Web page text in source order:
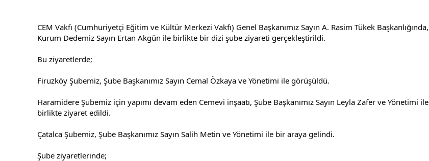
CEM Vakfı (Cumhuriyetçi Eğitim ve Kültür Merkezi Vakfı) Genel Başkanımız Sayın A. Rasim Tükek Başkanlığında,
Kurum Dedemiz Sayın Ertan Akgün ile birlikte bir dizi şube ziyareti gerçekleştirildi.
Bu ziyaretlerde;
Firuzköy Şubemiz, Şube Başkanımız Sayın Cemal Özkaya ve Yönetimi ile görüşüldü.
Haramidere Şubemiz için yapımı devam eden Cemevi inşaatı, Şube Başkanımız Sayın Leyla Zafer ve Yönetimi ile
birlikte ziyaret edildi.
Çatalca Şubemiz, Şube Başkanımız Sayın Salih Metin ve Yönetimi ile bir araya gelindi.
Şube ziyaretlerinde;